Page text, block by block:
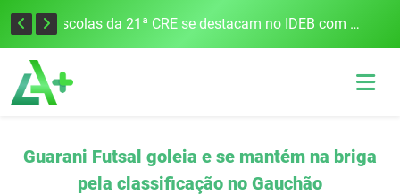
Cobrança do estacionamento rotativo começará em 10 dias em Frederico Westphalen Escolas da 21ª CRE se destacam no IDEB com altos índices e avanços
Guarani Futsal goleia e se mantém na briga
pela classificação no Gauchão